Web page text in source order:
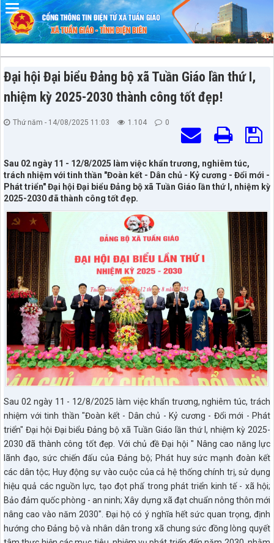
Đại hội Đại biểu Đảng bộ xã Tuần Giáo lần thứ I,
nhiệm kỳ 2025-2030 thành công tốt đẹp!
Thứ năm - 14/08/2025 11:03 1.104 0
Sau 02 ngày 11 - 12/8/2025 làm việc khẩn trương, nghiêm túc,
trách nhiệm với tinh thần "Đoàn kết - Dân chủ - Kỷ cương - Đổi mới -
Phát triển" Đại hội Đại biểu Đảng bộ xã Tuần Giáo lần thứ I, nhiệm kỳ
2025-2030 đã thành công tốt đẹp.
Sau 02 ngày 11 - 12/8/2025 làm việc khẩn trương, nghiêm túc, trách
nhiệm với tinh thần "Đoàn kết - Dân chủ - Kỷ cương - Đổi mới - Phát
triển" Đại hội Đại biểu Đảng bộ xã Tuần Giáo lần thứ I, nhiệm kỳ 2025-
2030 đã thành công tốt đẹp. Với chủ đề Đại hội " Nâng cao năng lực
lãnh đạo, sức chiến đấu của Đảng bộ; Phát huy sức mạnh đoàn kết
các dân tộc; Huy động sự vào cuộc của cả hệ thống chính trị, sử dụng
hiệu quả các nguồn lực, tạo đọt phấ trong phát triển kinh tế - xã hội;
Bảo đảm quốc phòng - an ninh; Xây dựng xã đạt chuẩn nông thôn mới
nâng cao vào năm 2030". Đại hộ có ý nghĩa hết sức quan trọng, định
hướng cho Đảng bộ và nhân dân trong xã chung sức đồng lòng quyết
Đã kết nối EMC